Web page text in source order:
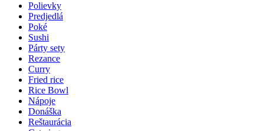
Polievky
Predjedlá
Poké
Sushi
Párty sety
Rezance
Curry
Fried rice
Rice Bowl
Nápoje
Donáška
Reštaurácia